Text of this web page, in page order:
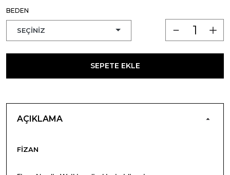
BEDEN
SEPETE EKLE
AÇIKLAMA
FIZAN